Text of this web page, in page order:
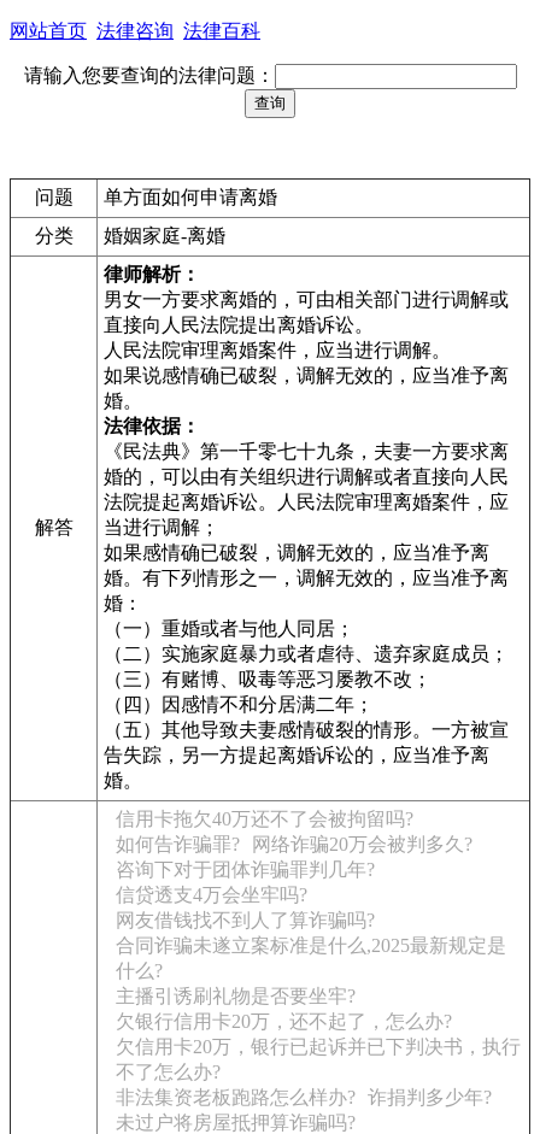
网站首页 法律咨询 法律百科
请输入您要查询的法律问题：
问题
单方面如何申请离婚
分类
婚姻家庭-离婚
解答
律师解析：
男女一方要求离婚的，可由相关部门进行调解或
直接向人民法院提出离婚诉讼。
人民法院审理离婚案件，应当进行调解。
如果说感情确已破裂，调解无效的，应当准予离
婚。
法律依据：
《民法典》第一千零七十九条，夫妻一方要求离
婚的，可以由有关组织进行调解或者直接向人民
法院提起离婚诉讼。人民法院审理离婚案件，应
当进行调解；
如果感情确已破裂，调解无效的，应当准予离
婚。有下列情形之一，调解无效的，应当准予离
婚：
（一）重婚或者与他人同居；
（二）实施家庭暴力或者虐待、遗弃家庭成员；
（三）有赌博、吸毒等恶习屡教不改；
（四）因感情不和分居满二年；
（五）其他导致夫妻感情破裂的情形。一方被宣
告失踪，另一方提起离婚诉讼的，应当准予离
婚。
信用卡拖欠40万还不了会被拘留吗?
如何告诈骗罪?
网络诈骗20万会被判多久?
咨询下对于团体诈骗罪判几年?
信贷透支4万会坐牢吗?
网友借钱找不到人了算诈骗吗?
合同诈骗未遂立案标准是什么,2025最新规定是
什么?
主播引诱刷礼物是否要坐牢?
欠银行信用卡20万，还不起了，怎么办?
欠信用卡20万，银行已起诉并已下判决书，执行
不了怎么办?
非法集资老板跑路怎么样办? 诈捐判多少年?
未过户将房屋抵押算诈骗吗?